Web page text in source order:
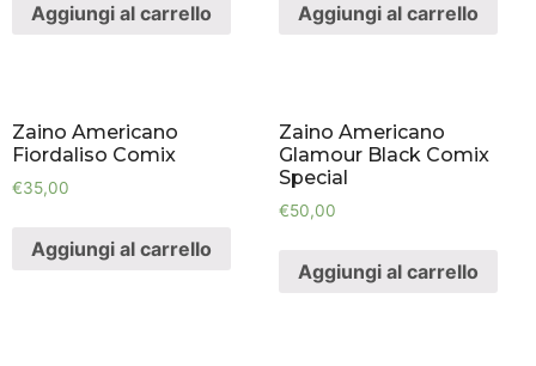
Aggiungi al carrello Aggiungi al carrello
Zaino Americano
Fiordaliso Comix
€35,00
Aggiungi al carrello
Zaino Americano
Glamour Black Comix
Special
€50,00
Aggiungi al carrello